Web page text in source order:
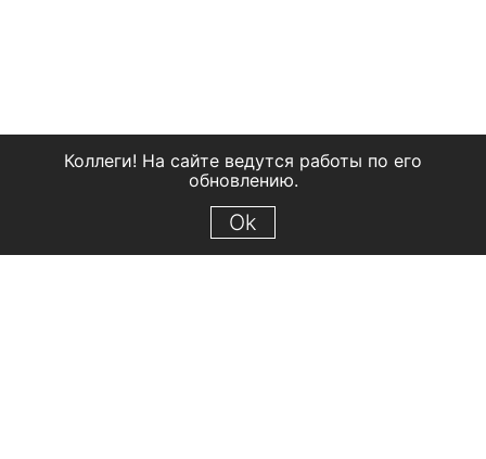
Коллеги! На сайте ведутся работы по его
обновлению.
Ok